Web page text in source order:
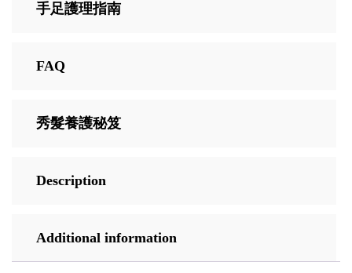
手足護理指南
FAQ
秀髮養護秘笈
Description
Additional information